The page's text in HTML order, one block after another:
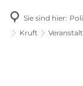
Sie sind hier:
Kruft